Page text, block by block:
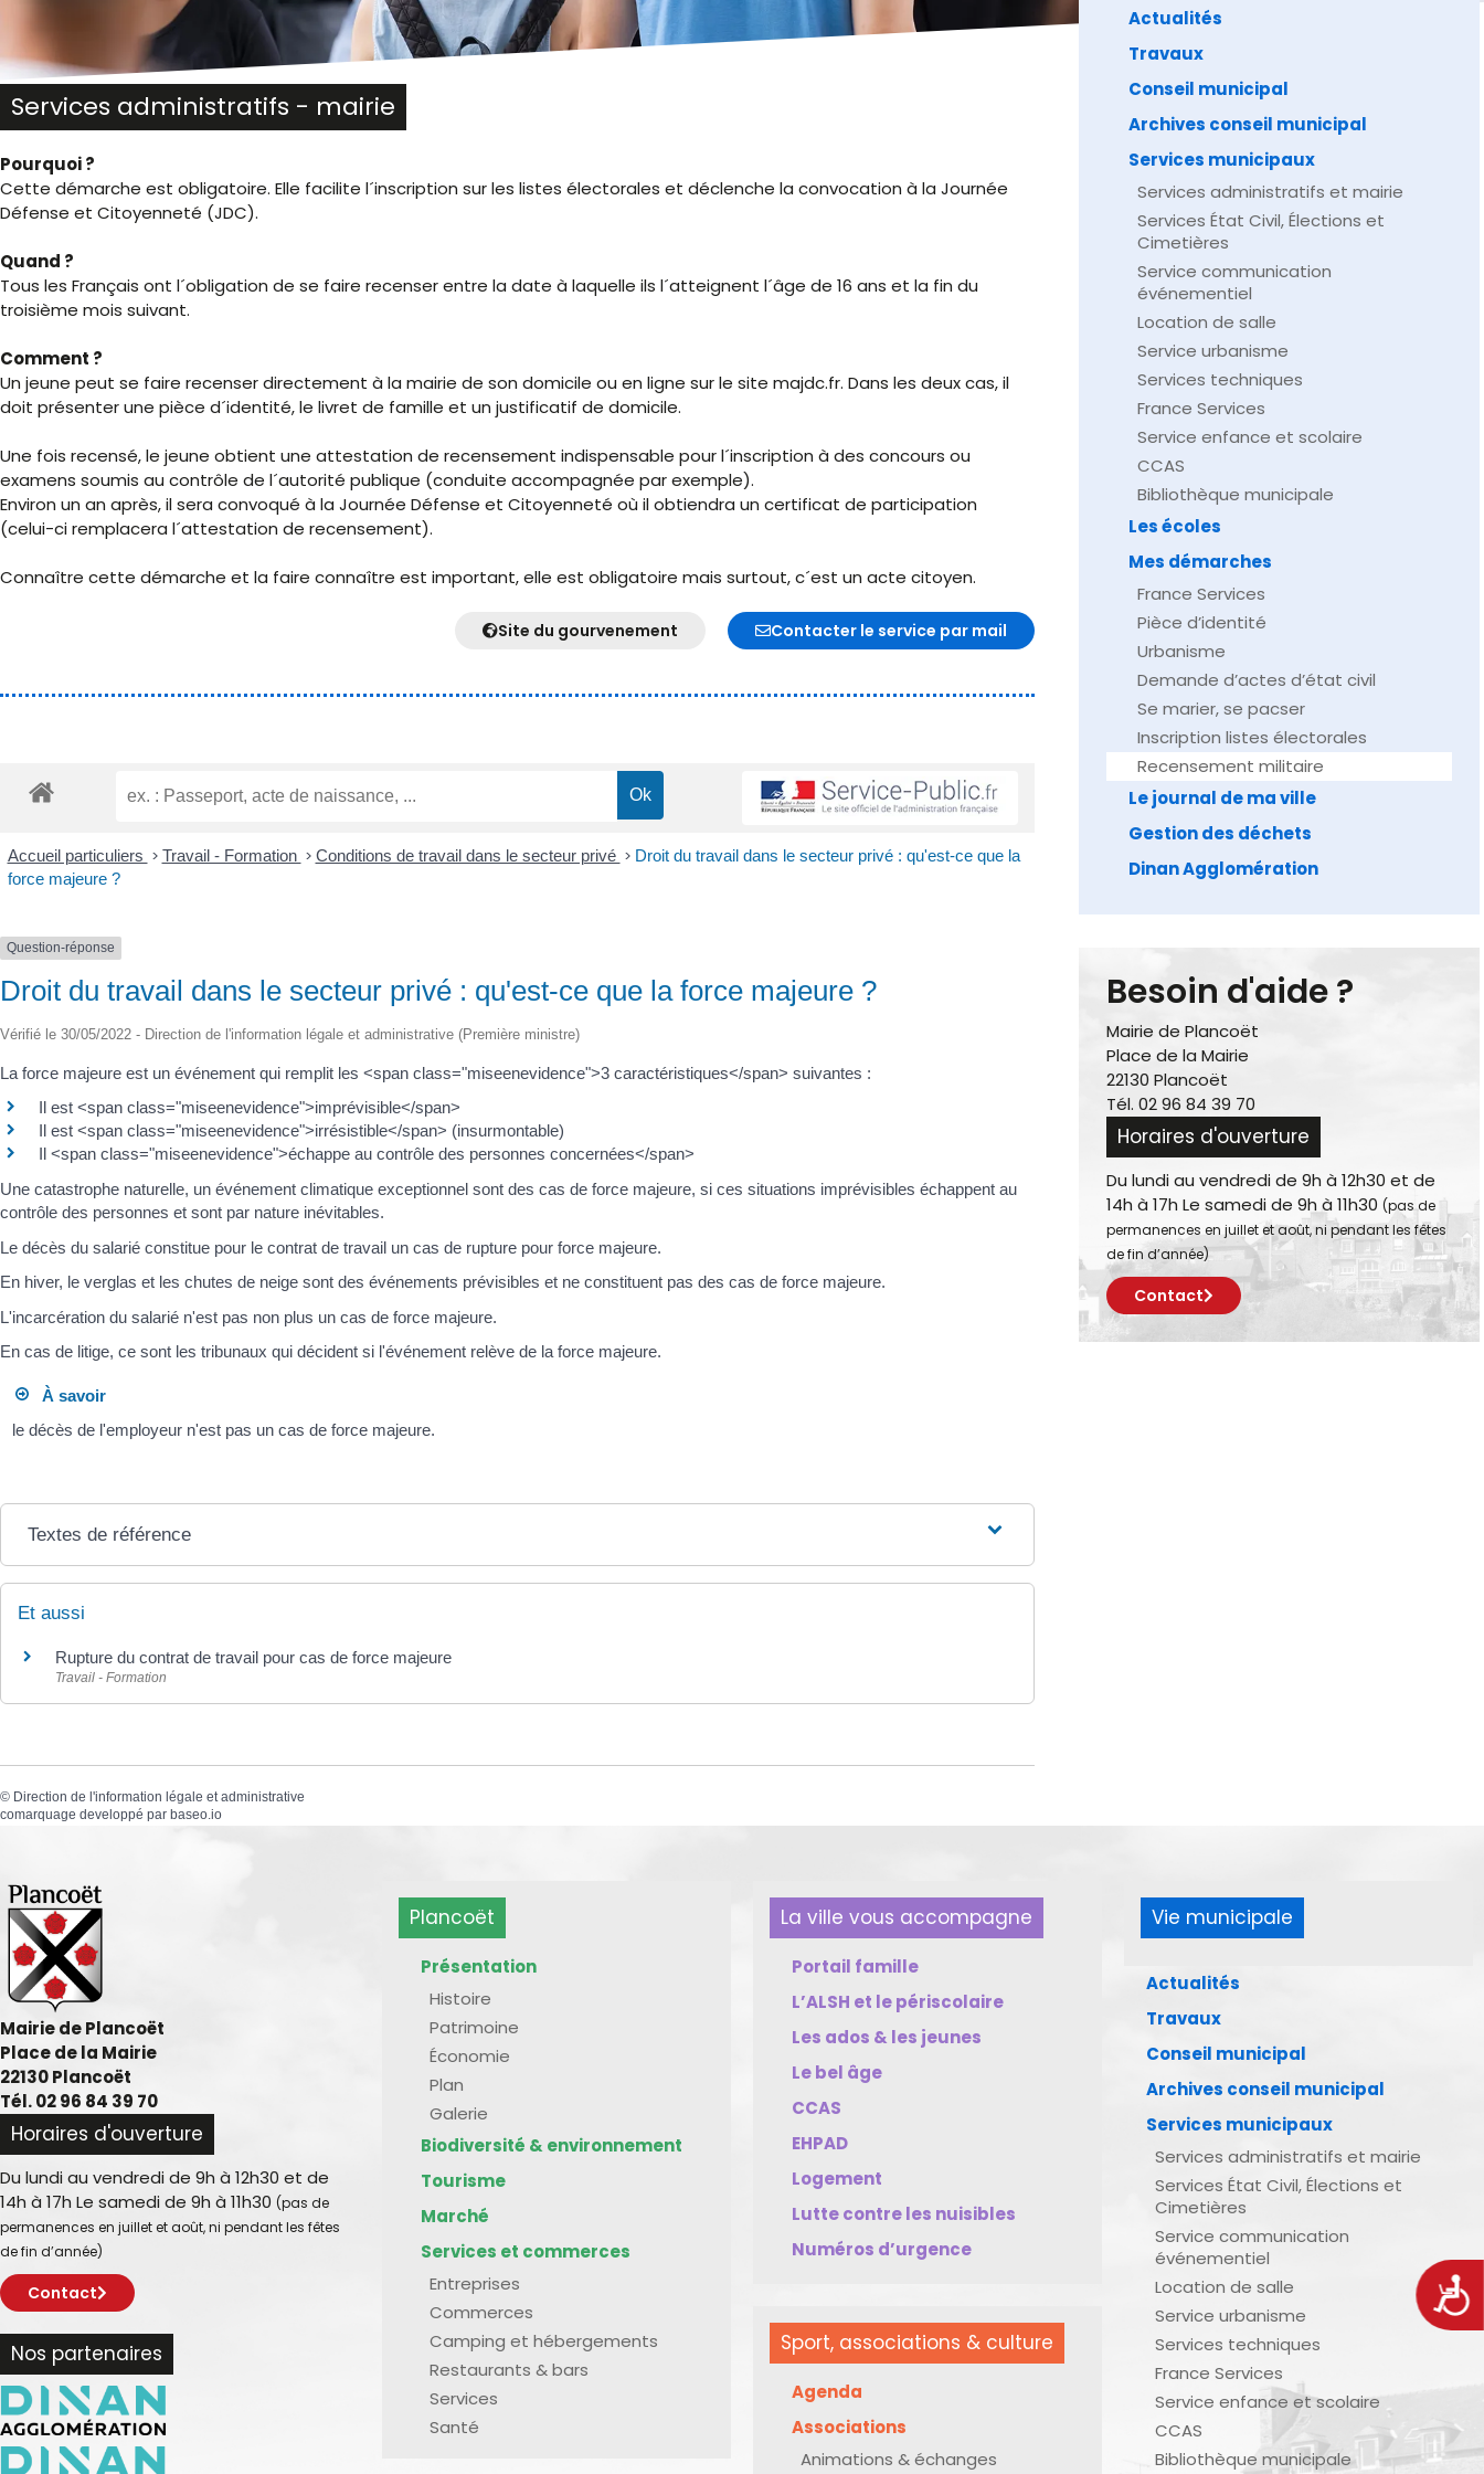
un
lecteur
sur
Ctrl-
F10
ouvrir
un
menu
Services administratifs - mairie
Pourquoi ?
Cette démarche est obligatoire. Elle facilite l´inscription sur les listes électorales et déclenche la convocation à la Journée
Défense et Citoyenneté (JDC).
Quand ?
Tous les Français ont l´obligation de se faire recenser entre la date à laquelle ils l´atteignent l´âge de 16 ans et la fin du
troisième mois suivant.
Comment ?
Un jeune peut se faire recenser directement à la mairie de son domicile ou en ligne sur le site majdc.fr. Dans les deux cas, il
doit présenter une pièce d´identité, le livret de famille et un justificatif de domicile.
Une fois recensé, le jeune obtient une attestation de recensement indispensable pour l´inscription à des concours ou
examens soumis au contrôle de l´autorité publique (conduite accompagnée par exemple).
Environ un an après, il sera convoqué à la Journée Défense et Citoyenneté où il obtiendra un certificat de participation
(celui-ci remplacera l´attestation de recensement).
Connaître cette démarche et la faire connaître est important, elle est obligatoire mais surtout, c´est un acte citoyen.
Site du gourvenement Contacter le service par mail
Accueil particuliers > Travail - Formation > Conditions de travail dans le secteur privé > Droit du travail dans le secteur privé : qu'est-ce que la
force majeure ?
Question-réponse
Droit du travail dans le secteur privé : qu'est-ce que la force majeure ?
Vérifié le 30/05/2022 - Direction de l'information légale et administrative (Première ministre)
La force majeure est un événement qui remplit les <span class="miseenevidence">3 caractéristiques</span> suivantes :
Il est <span class="miseenevidence">imprévisible</span>
Il est <span class="miseenevidence">irrésistible</span> (insurmontable)
Il <span class="miseenevidence">échappe au contrôle des personnes concernées</span>
Une catastrophe naturelle, un événement climatique exceptionnel sont des cas de force majeure, si ces situations imprévisibles échappent au
contrôle des personnes et sont par nature inévitables.
Le décès du salarié constitue pour le contrat de travail un cas de rupture pour force majeure.
En hiver, le verglas et les chutes de neige sont des événements prévisibles et ne constituent pas des cas de force majeure.
L'incarcération du salarié n'est pas non plus un cas de force majeure.
En cas de litige, ce sont les tribunaux qui décident si l'événement relève de la force majeure.
À savoir
le décès de l'employeur n'est pas un cas de force majeure.
Textes de référence
Et aussi
Rupture du contrat de travail pour cas de force majeure
Travail - Formation
© Direction de l'information légale et administrative
comarquage developpé par baseo.io
Actualités
Travaux
Conseil municipal
Archives conseil municipal
Services municipaux
Services administratifs et mairie
Services État Civil, Élections et
Cimetières
Service communication
événementiel
Location de salle
Service urbanisme
Services techniques
France Services
Service enfance et scolaire
CCAS
Bibliothèque municipale
Les écoles
Mes démarches
France Services
Pièce d’identité
Urbanisme
Demande d’actes d’état civil
Se marier, se pacser
Inscription listes électorales
Recensement militaire
Le journal de ma ville
Gestion des déchets
Dinan Agglomération
Besoin d'aide ?
Mairie de Plancoët
Place de la Mairie
22130 Plancoët
Tél. 02 96 84 39 70
Horaires d'ouverture
Du lundi au vendredi de 9h à 12h30 et de
14h à 17h Le samedi de 9h à 11h30 (pas de
permanences en juillet et août, ni pendant les fêtes
de fin d’année)
Contact
Mairie de Plancoët
Place de la Mairie
22130 Plancoët
Tél. 02 96 84 39 70
Horaires d'ouverture
Du lundi au vendredi de 9h à 12h30 et de
14h à 17h Le samedi de 9h à 11h30 (pas de
permanences en juillet et août, ni pendant les fêtes
de fin d’année)
Contact
Nos partenaires
Plancoët
Présentation
Histoire
Patrimoine
Économie
Plan
Galerie
Biodiversité & environnement
Tourisme
Marché
Services et commerces
Entreprises
Commerces
Camping et hébergements
Restaurants & bars
Services
Santé
La ville vous accompagne
Portail famille
L’ALSH et le périscolaire
Les ados & les jeunes
Le bel âge
CCAS
EHPAD
Logement
Lutte contre les nuisibles
Numéros d’urgence
Sport, associations & culture
Agenda
Associations
Animations & échanges
Vie municipale
Actualités
Travaux
Conseil municipal
Archives conseil municipal
Services municipaux
Services administratifs et mairie
Services État Civil, Élections et
Cimetières
Service communication
événementiel
Location de salle
Service urbanisme
Services techniques
France Services
Service enfance et scolaire
CCAS
Bibliothèque municipale